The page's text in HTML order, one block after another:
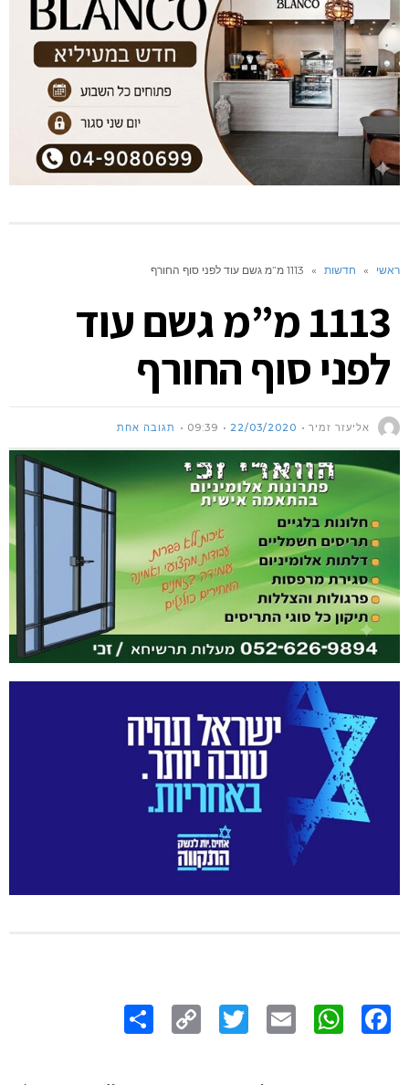
ראשי » חדשות » 1113 מ”מ גשם עוד לפני סוף החורף
1113 מ”מ גשם עוד
לפני סוף החורף
אליעזר זמיר 22/03/2020
09:39 תגובה אחת
Link